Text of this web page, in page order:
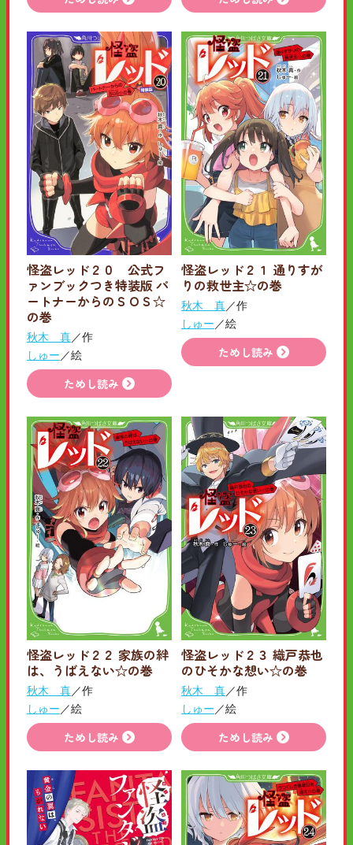
怪盗レッド２０ 公式フ
ァンブックつき特装版 パ
ートナーからのＳＯＳ☆
の巻
秋木 真／作
しゅー ／絵
ためし読み
怪盗レッド２１ 通りすが
りの救世主☆の巻
秋木 真／作
しゅー ／絵
ためし読み
怪盗レッド２２ 家族の絆
は、うばえない☆の巻
秋木 真／作
しゅー ／絵
ためし読み
怪盗レッド２３ 織戸恭也
のひそかな想い☆の巻
秋木 真／作
しゅー ／絵
ためし読み